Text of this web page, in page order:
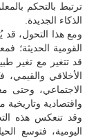
ترتبط بالتحكم
الذكاء الجديدة.
ومع هذا التحول، قد
القومية الحديثة؛
قد تتغير مع تغير
الأخلاقي والقيمي،
الاجتماعي، وحتى
واقتصادية وتاريخية
وقد تنعكس هذه
اليومية، فتوسع